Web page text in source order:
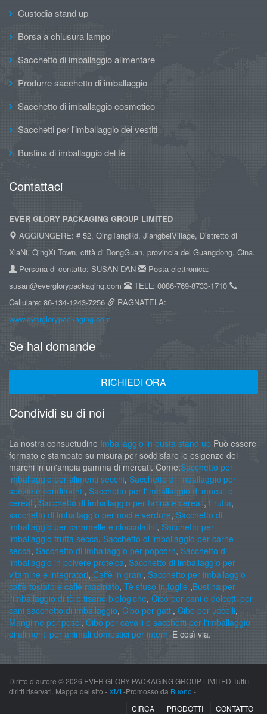
Custodia stand up
Borsa a chiusura lampo
Sacchetto di imballaggio alimentare
Produrre sacchetto di imballaggio
Sacchetto di imballaggio cosmetico
Sacchetti per l'imballaggio dei vestiti
Bustina di imballaggio del tè
Contattaci
EVER GLORY PACKAGING GROUP LIMITED
AGGIUNGERE: # 52, QingTangRd, JiangbeiVillage, Distretto di
XiaNi, QingXi Town, città di DongGuan, provincia del Guangdong, Cina.
Persona di contatto: SUSAN DAN
Posta elettronica:
susan@everglorypackaging.com
TELL: 0086-769-8733-1710
Cellulare: 86-134-1243-7256
RAGNATELA:
www.everglorypackaging.com
Se hai domande
RICHIEDI ORA
Condividi su di noi
La nostra consuetudine Imballaggio in busta stand up Può essere
formato e stampato su misura per soddisfare le esigenze dei
marchi in un'ampia gamma di mercati. Come:Sacchetto per
imballaggio per alimenti secchi, Sacchetto di imballaggio per
spezie e condimenti, Sacchetto per l'imballaggio di muesli e
cereali, Sacchetto di imballaggio per farina e cereali, Frutta,
sacchetto di imballaggio per noci e verdure, Sacchetto di
imballaggio per caramelle e cioccolatini, Sacchetto per
imballaggio frutta secca, Sacchetto di imballaggio per carne
secca, Sacchetto di imballaggio per popcorn, Sacchetto di
imballaggio in polvere proteica, Sacchetto di imballaggio per
vitamine e integratori, Caffè in grani, Sacchetto per imballaggio
caffè tostato e caffè macinato, Tè sfuso in foglie ,Bustina per
l'imballaggio di tè e tisane biologiche, Cibo per cani e dolcetti per
cani sacchetto di imballaggio, Cibo per gatti, Cibo per uccelli,
Mangime per pesci, Cibo per cavalli e sacchetti per l'imballaggio
di alimenti per animali domestici per interni E così via.
Diritto d’autore ©2026 EVER GLORY PACKAGING GROUP LIMITED Tutti i
diritti riservati. Mappa del sito -XML -Promosso da Buono -
CIRCA
PRODOTTI CONTATTO